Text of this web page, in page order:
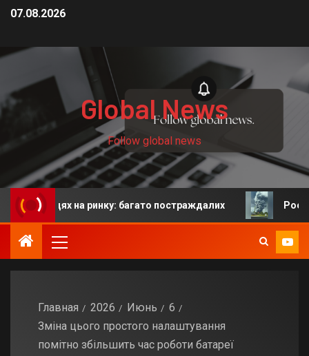
07.08.2026
Global News
Follow global news
на ринку: багато постраждалих Росія: у
Главная 2026 Июнь
6
Зміна цього простого налаштування
помітно збільшить час роботи батареї